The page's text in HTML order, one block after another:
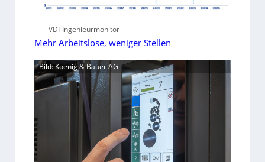
VDI-Ingenieurmonitor
Mehr Arbeitslose, weniger Stellen
Bild: Koenig & Bauer AG